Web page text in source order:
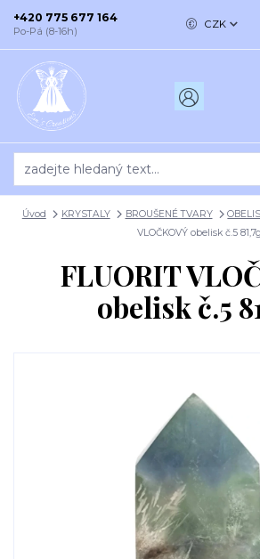
CZK
+420 775 677 164
Po-Pá (8-16h)
Úvod KRYSTALY BROUŠENÉ TVARY
VLOČKOVÝ obelisk č.5 81,7g
FLUORIT
obelisk č.5